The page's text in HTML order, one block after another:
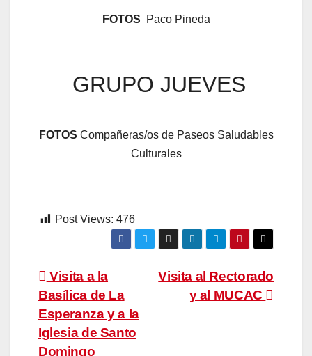
FOTOS Paco Pineda
GRUPO JUEVES
FOTOS Compañeras/os de Paseos Saludables
Culturales
Post Views: 476
Navegación
de
entradas
Visita al Rectorado
y al MUCAC
Visita a la
Basílica de La
Esperanza y a la
Iglesia de Santo
Domingo